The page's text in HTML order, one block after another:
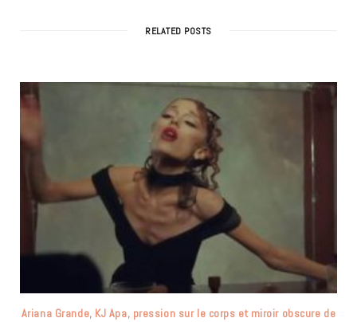
RELATED POSTS
Ariana Grande, KJ Apa, pression sur le corps et miroir obscure de